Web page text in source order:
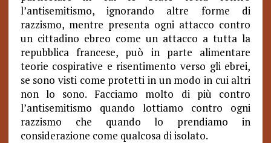
l’antisemitismo, ignorando altre forme di
razzismo, mentre presenta ogni attacco contro
un cittadino ebreo come un attacco a tutta la
repubblica francese, può in parte alimentare
teorie cospirative e risentimento verso gli ebrei,
se sono visti come protetti in un modo in cui altri
non lo sono. Facciamo molto di più contro
l’antisemitismo quando lottiamo contro ogni
razzismo che quando lo prendiamo in
considerazione come qualcosa di isolato.